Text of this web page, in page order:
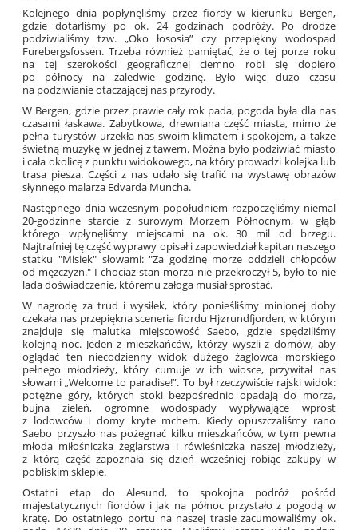
Kolejnego dnia popłynęliśmy przez fiordy w kierunku Bergen,
gdzie dotarliśmy po ok. 24 godzinach podróży. Po drodze
podziwialiśmy tzw. „Oko łososia” czy przepiękny wodospad
Furebergsfossen. Trzeba również pamiętać, że o tej porze roku
na tej szerokości geograficznej ciemno robi się dopiero
po północy na zaledwie godzinę. Było więc dużo czasu
na podziwianie otaczającej nas przyrody.
W Bergen, gdzie przez prawie cały rok pada, pogoda była dla nas
czasami łaskawa. Zabytkowa, drewniana część miasta, mimo że
pełna turystów urzekła nas swoim klimatem i spokojem, a także
świetną muzykę w jednej z tawern. Można było podziwiać miasto
i cała okolicę z punktu widokowego, na który prowadzi kolejka lub
trasa piesza. Części z nas udało się trafić na wystawę obrazów
słynnego malarza Edvarda Muncha.
Następnego dnia wczesnym popołudniem rozpoczęliśmy niemal
20-godzinne starcie z surowym Morzem Północnym, w głąb
którego wpłynęliśmy miejscami na ok. 30 mil od brzegu.
Najtrafniej tę część wyprawy opisał i zapowiedział kapitan naszego
statku "Misiek" słowami: "Za godzinę morze oddzieli chłopców
od mężczyzn." I chociaż stan morza nie przekroczył 5, było to nie
lada doświadczenie, któremu załoga musiał sprostać.
W nagrodę za trud i wysiłek, który ponieśliśmy minionej doby
czekała nas przepiękna sceneria fiordu Hjørundfjorden, w którym
znajduje się malutka miejscowość Saebo, gdzie spędziliśmy
kolejną noc. Jeden z mieszkańców, którzy wyszli z domów, aby
oglądać ten niecodzienny widok dużego żaglowca morskiego
pełnego młodzieży, który cumuje w ich wiosce, przywitał nas
słowami „Welcome to paradise!”. To był rzeczywiście rajski widok:
potężne góry, których stoki bezpośrednio opadają do morza,
bujna zieleń, ogromne wodospady wypływające wprost
z lodowców i domy kryte mchem. Kiedy opuszczaliśmy rano
Saebo przyszło nas pożegnać kilku mieszkańców, w tym pewna
młoda miłośniczka żeglarstwa i rówieśniczka naszej młodzieży,
z którą część zapoznała się dzień wcześniej robiąc zakupy w
pobliskim sklepie.
Ostatni etap do Alesund, to spokojna podróż pośród
majestatycznych fiordów i jak na północ przystało z pogodą w
kratę. Do ostatniego portu na naszej trasie zacumowaliśmy ok.